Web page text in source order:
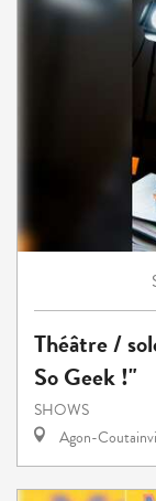
Théâtre /
So Geek !"
SHOWS
Agon-